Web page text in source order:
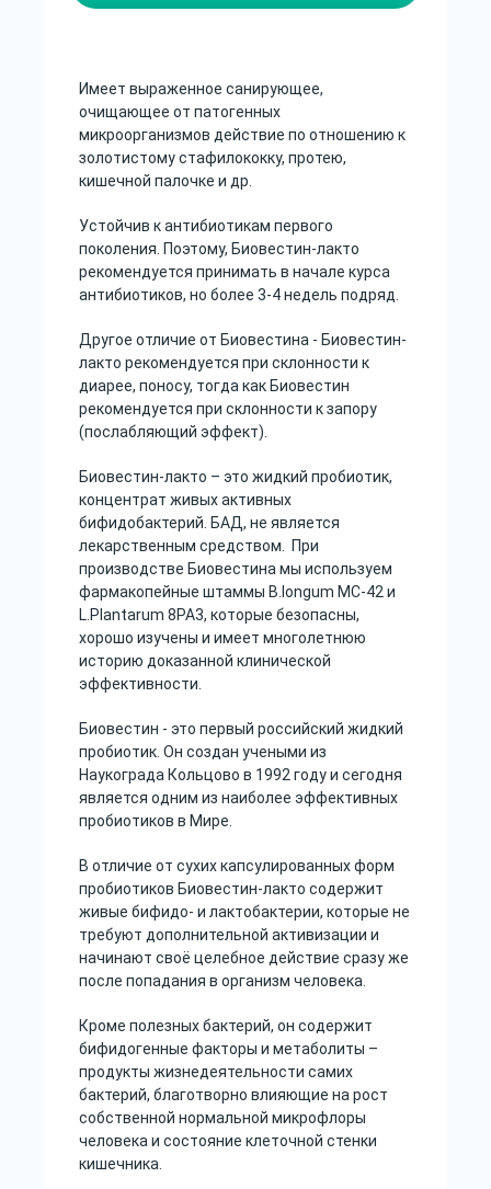
Имеет выраженное санирующее,
очищающее от патогенных
микроорганизмов действие по отношению к
золотистому стафилококку, протею,
кишечной палочке и др.
Устойчив к антибиотикам первого
поколения. Поэтому, Биовестин-лакто
рекомендуется принимать в начале курса
антибиотиков, но более 3-4 недель подряд.
Другое отличие от Биовестина - Биовестин-
лакто рекомендуется при склонности к
диарее, поносу, тогда как Биовестин
рекомендуется при склонности к запору
(послабляющий эффект).
Биовестин-лакто – это жидкий пробиотик,
концентрат живых активных
бифидобактерий. БАД, не является
лекарственным средством. При
производстве Биовестина мы используем
фармакопейные штаммы B.longum МС-42 и
L.Plantarum 8PA3, которые безопасны,
хорошо изучены и имеет многолетнюю
историю доказанной клинической
эффективности.
Биовестин - это первый российский жидкий
пробиотик. Он создан учеными из
Наукограда Кольцово в 1992 году и сегодня
является одним из наиболее эффективных
пробиотиков в Мире.
В отличие от сухих капсулированных форм
пробиотиков Биовестин-лакто содержит
живые бифидо- и лактобактерии, которые не
требуют дополнительной активизации и
начинают своё целебное действие сразу же
после попадания в организм человека.
Кроме полезных бактерий, он содержит
бифидогенные факторы и метаболиты –
продукты жизнедеятельности самих
бактерий, благотворно влияющие на рост
собственной нормальной микрофлоры
человека и состояние клеточной стенки
кишечника.